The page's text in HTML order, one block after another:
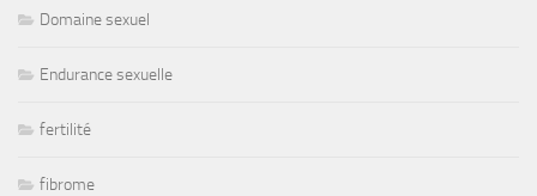
Domaine sexuel
Endurance sexuelle
fertilité
fibrome